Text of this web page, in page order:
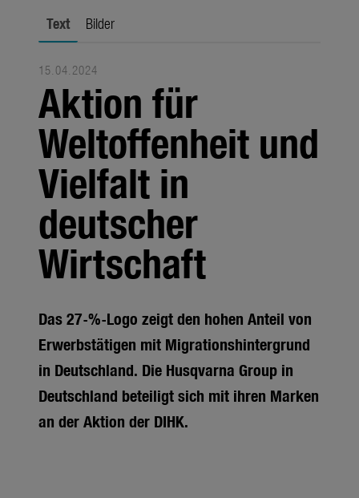
Themen
Über uns
Über Gardena
Pressekontakt
Text Bilder
15.04.2024
Aktion für
Weltoffenheit und
Vielfalt in
deutscher
Wirtschaft
Das 27-%-Logo zeigt den hohen Anteil von
Erwerbstätigen mit Migrationshintergrund
in Deutschland. Die Husqvarna Group in
Deutschland beteiligt sich mit ihren Marken
an der Aktion der DIHK.